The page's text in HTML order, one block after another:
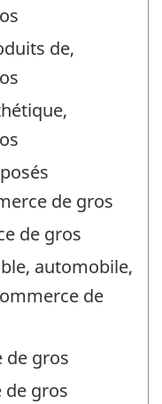
de,
de gros
de gros
automobile,
de
de gros
de gros